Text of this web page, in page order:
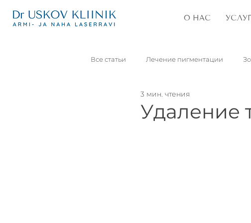
О НАС
Все статьи Лечение пигментации
Удаление постакне
Удаление
3 мин. чтения